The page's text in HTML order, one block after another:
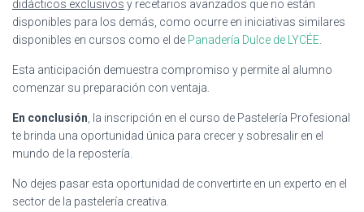
didácticos exclusivos y recetarios avanzados que no están
disponibles para los demás, como ocurre en iniciativas similares
disponibles en cursos como el de Panadería Dulce de LYCÉE
Esta anticipación demuestra compromiso y permite al alumno
comenzar su preparación con ventaja.
En conclusión , la inscripción en el curso de Pastelería Profesional
te brinda una oportunidad única para crecer y sobresalir en el
mundo de la repostería.
No dejes pasar esta oportunidad de convertirte en un experto en el
sector de la pastelería creativa.